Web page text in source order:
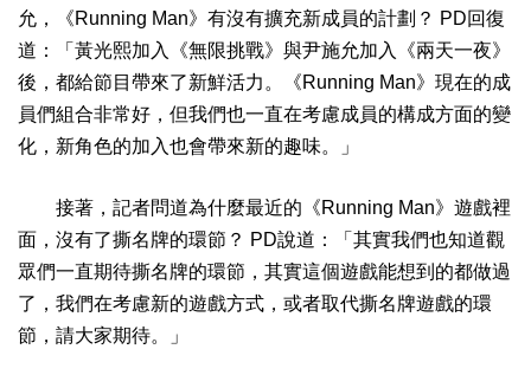
允，《Running Man》有沒有擴充新成員的計劃？ PD回復
道：「黃光熙加入《無限挑戰》與尹施允加入《兩天一夜》
後，都給節目帶來了新鮮活力。《Running Man》現在的成
員們組合非常好，但我們也一直在考慮成員的構成方面的變
化，新角色的加入也會帶來新的趣味。」
接著，記者問道為什麼最近的《Running Man》遊戲裡
面，沒有了撕名牌的環節？ PD說道：「其實我們也知道觀
眾們一直期待撕名牌的環節，其實這個遊戲能想到的都做過
了，我們在考慮新的遊戲方式，或者取代撕名牌遊戲的環
節，請大家期待。」